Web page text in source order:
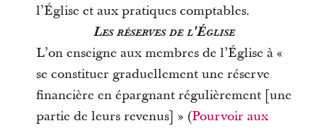
l’Église et aux pratiques comptables.
Les réserves de l'Église
L’on enseigne aux membres de l’Église à «
se constituer graduellement une réserve
financière en épargnant régulièrement [une
partie de leurs revenus] » (Pourvoir aux